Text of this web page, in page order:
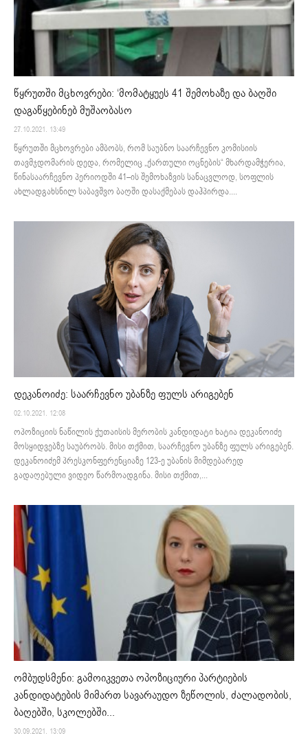
წყრუთში მცხოვრები: ‘მომატყუეს 41 შემოხაზე და ბაღში
დაგაწყებინებ მუშაობასო
27.10.2021. 13:49
წყრუთში მცხოვრები ამბობს, რომ საუბნო საარჩევნო კომისიის
თავმჯდომარის დედა, რომელიც „ქართული ოცნების“ მხარდამჭერია,
წინასაარჩევნო პერიოდში 41–ის შემოხაზვის სანაცვლოდ, სოფლის
ახლადგახსნილ საბავშვო ბაღში დასაქმებას დაჰპირდა....
დეკანოიძე: საარჩევნო უბანზე ფულს არიგებენ
02.10.2021. 12:08
ოპოზიციის ნაწილის ქუთაისის მერობის კანდიდატი ხატია დეკანოიძე
მოსყიდვებზე საუბრობს. მისი თქმით, საარჩევნო უბანზე ფულს არიგებენ.
დეკანოიძემ პრესკონფერენციაზე 123-ე უბანის მიმდებარედ
გადაღებული ვიდეო წარმოადგინა. მისი თქმით,...
ომბუდსმენი: გამოიკვეთა ოპოზიციური პარტიების
კანდიდატების მიმართ სავარაუდო ზეწოლის, ძალადობის,
ბაღებში, სკოლებში...
30.09.2021. 13:09